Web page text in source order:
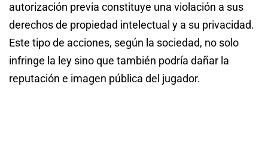
autorización previa constituye una violación a sus
derechos de propiedad intelectual y a su privacidad.
Este tipo de acciones, según la sociedad, no solo
infringe la ley sino que también podría dañar la
reputación e imagen pública del jugador.